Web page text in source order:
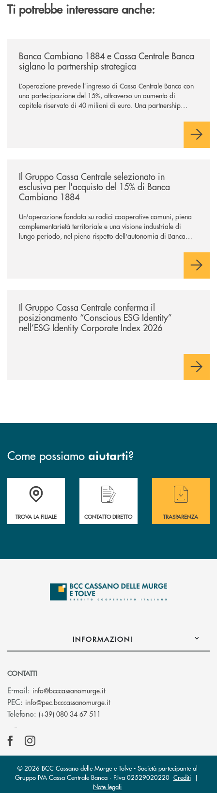
Ti potrebbe interessare anche:
Banca Cambiano 1884 e Cassa Centrale Banca
siglano la partnership strategica
L’operazione prevede l’ingresso di Cassa Centrale Banca con
una partecipazione del 15%, attraverso un aumento di
capitale riservato di 40 milioni di euro. Una partnership
comuni e sulla prossimità ai territori, per ampliare l’offerta e
Il Gruppo Cassa Centrale selezionato in
esclusiva per l'acquisto del 15% di Banca
Cambiano 1884
Un'operazione fondata su radici cooperative comuni, piena
complementarietà territoriale e una visione industriale di
lungo periodo, nel pieno rispetto dell'autonomia di Banca
negoziazione esclusiva per la finalizzazione dell’operazione.
Il Gruppo Cassa Centrale conferma il
posizionamento “Conscious ESG Identity”
nell’ESG Identity Corporate Index 2026
Come possiamo aiutarti?
Accedi all' elenco completo delle filiali
TROVA LA FILIALE
Hai bisogno di assistenza immediata ?
CONTATTO DIRETTO
Hai bisogno di
TRASPARENZA
INFORMAZIONI
CONTATTI
E-mail: info@bcccassanomurge.it(si apre l’app di posta elettronica)
PEC: info@pec.bcccassanomurge.it(si apre l’app di posta
Telefono: (+39) 080 34 67 511
© 2026 BCC Cassano delle Murge e Tolve - Società partecipante al
Gruppo IVA Cassa Centrale Banca · P.Iva 02529020220 Crediti|
Note legali